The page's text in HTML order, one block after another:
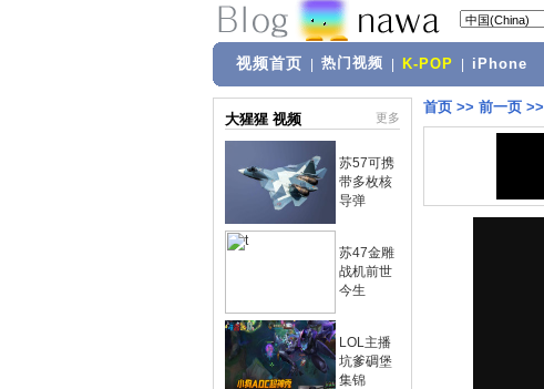
视频首页 热门视频 K-POP iPhone
大猩猩 视频 更多
苏57可携
带多枚核
导弹
苏47金雕
战机前世
今生
LOL主播
坑爹碉堡
集锦
首页 >> 前一页 >>